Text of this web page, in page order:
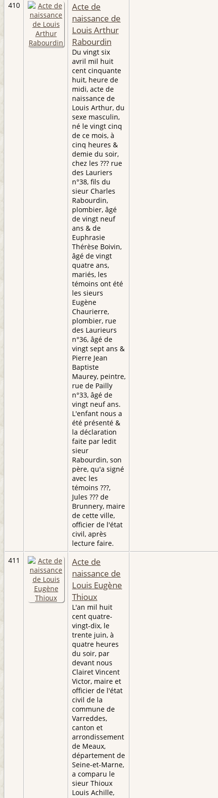
410
Acte de
naissance de
Louis Arthur
Rabourdin
Du vingt six
avril mil huit
cent cinquante
huit, heure de
midi, acte de
naissance de
Louis Arthur, du
sexe masculin,
né le vingt cinq
de ce mois, à
cinq heures &
demie du soir,
chez les ??? rue
des Lauriers
n°38, fils du
sieur Charles
Rabourdin,
plombier, âgé
de vingt neuf
ans & de
Euphrasie
Thérèse Boivin,
âgé de vingt
quatre ans,
mariés, les
témoins ont été
les sieurs
Eugène
Chaurierre,
plombier, rue
des Laurieurs
n°36, âgé de
vingt sept ans &
Pierre Jean
Baptiste
Maurey, peintre,
rue de Pailly
n°33, âgé de
vingt neuf ans.
L'enfant nous a
été présenté &
la déclaration
faite par ledit
sieur
Rabourdin, son
père, qu'a signé
avec les
témoins ???,
Jules ??? de
Brunnery, maire
de cette ville,
officier de l'état
civil, après
lecture faire.
411
Acte de
naissance de
Louis Eugène
Thioux
L'an mil huit
cent quatre-
vingt-dix, le
trente juin, à
quatre heures
du soir, par
devant nous
Clairet Vincent
Victor, maire et
officier de l'état
civil de la
commune de
Varreddes,
canton et
arrondissement
de Meaux,
département de
Seine-et-Marne,
a comparu le
sieur Thioux
Louis Achille,